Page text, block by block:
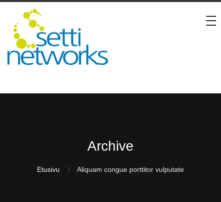
Archive
Etusivu Aliquam congue porttitor vulputate